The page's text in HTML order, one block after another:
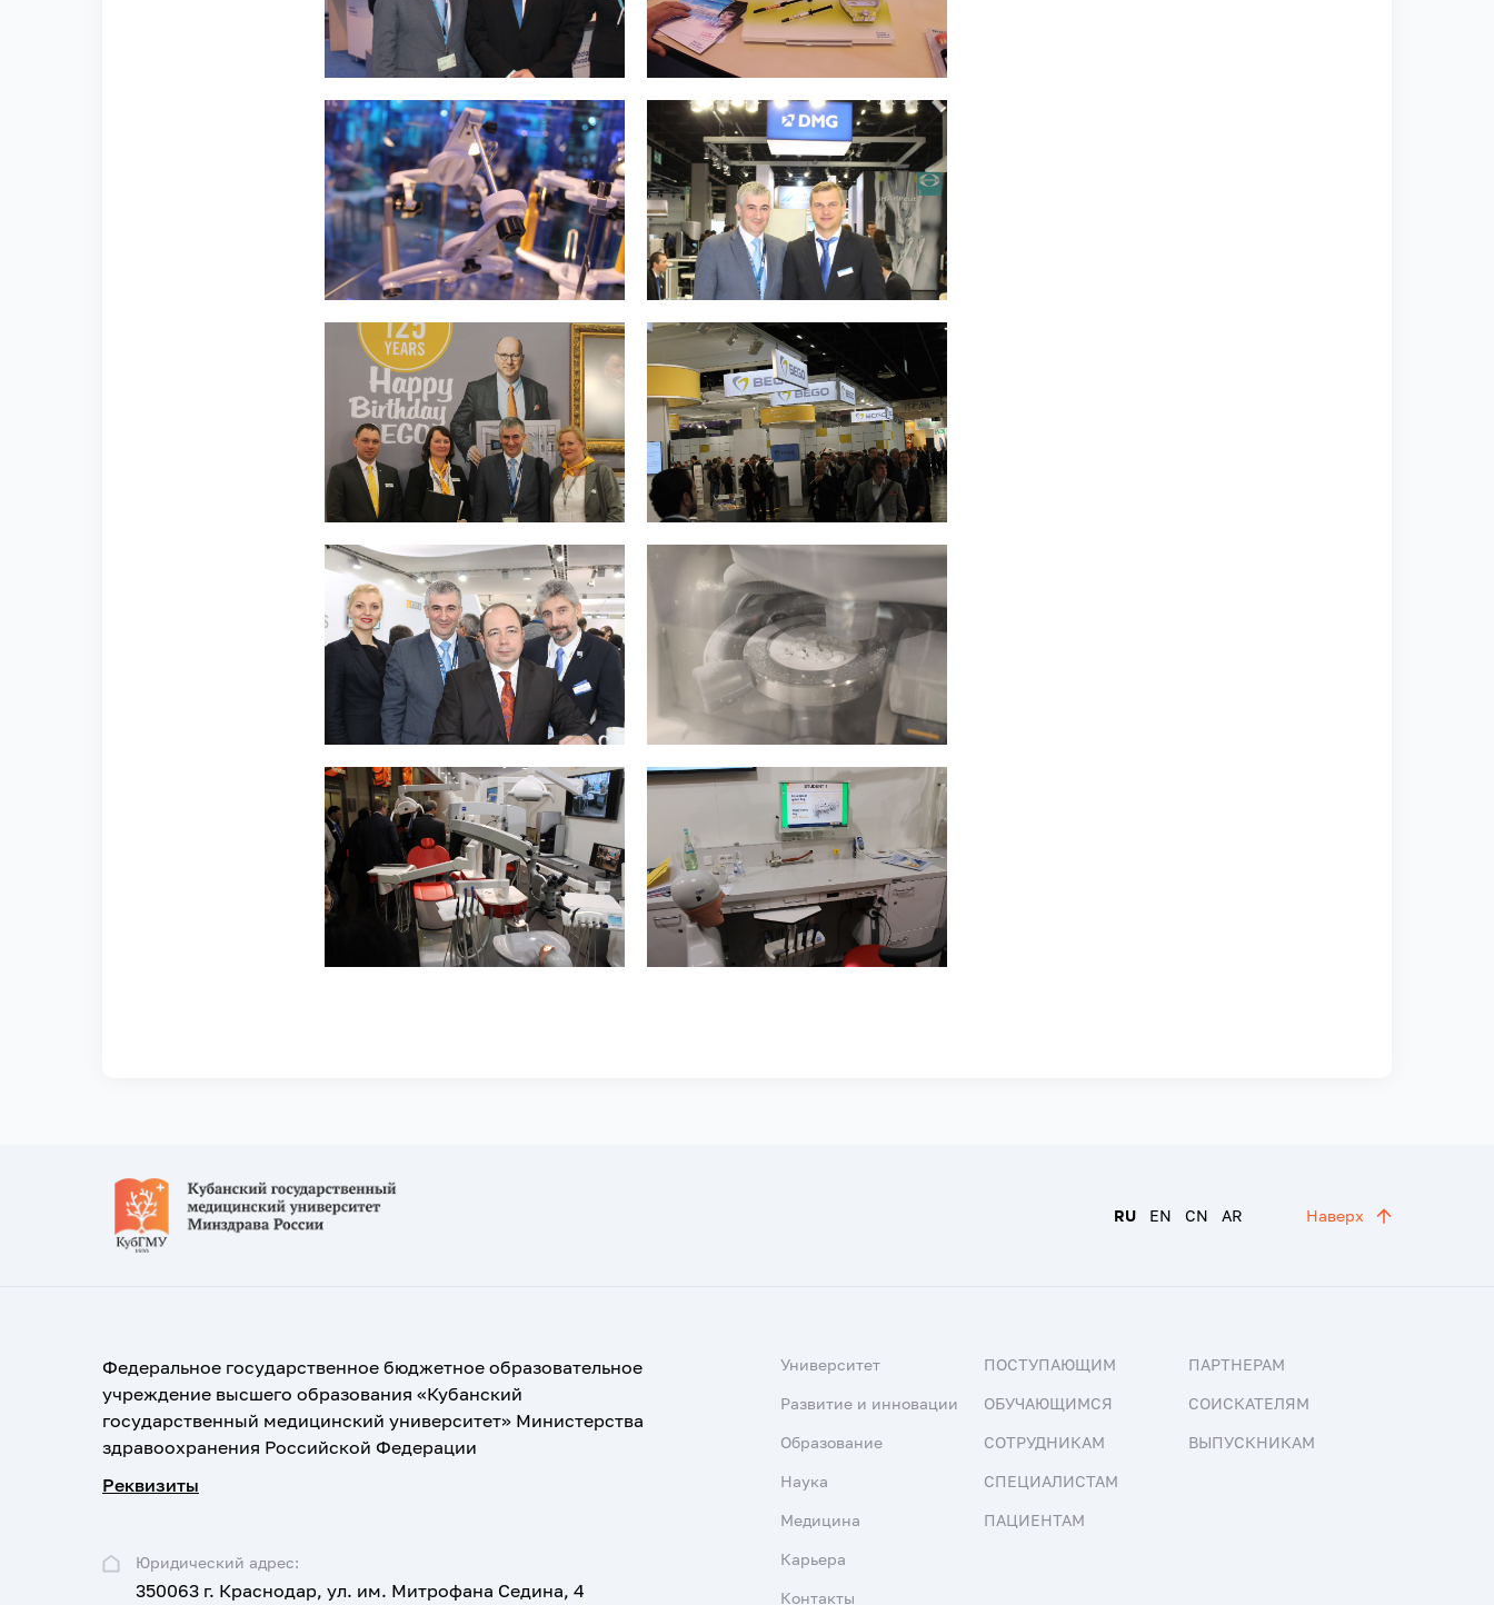
RU EN CN AR Наверх
Федеральное государственное бюджетное образовательное
учреждение высшего образования «Кубанский
государственный медицинский университет» Министерства
здравоохранения Российской Федерации
Реквизиты
Юридический адрес:
350063 г. Краснодар, ул. им. Митрофана Седина, 4
Университет
Развитие и инновации
Образование
Наука
Медицина
Карьера
Контакты
ПОСТУПАЮЩИМ
ОБУЧАЮЩИМСЯ
СОТРУДНИКАМ
СПЕЦИАЛИСТАМ
ПАЦИЕНТАМ
ПАРТНЕРАМ
СОИСКАТЕЛЯМ
ВЫПУСКНИКАМ